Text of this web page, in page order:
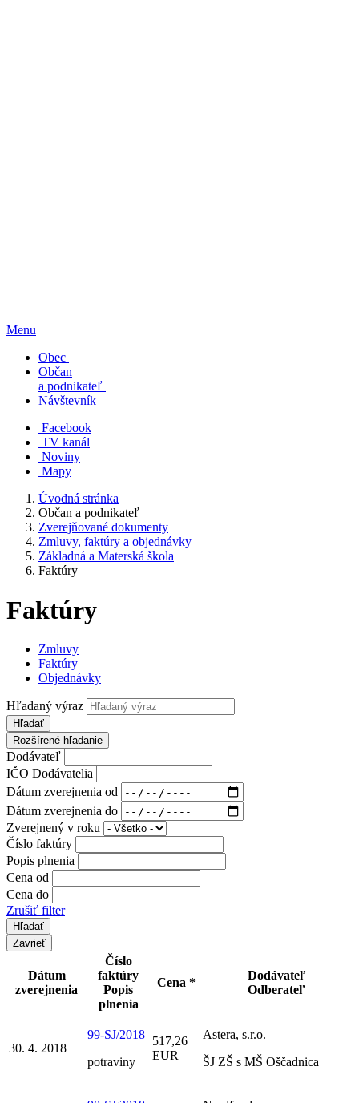
Menu
Obec
Občan
a podnikateľ
Návštevník
Facebook
TV kanál
Noviny
Mapy
Úvodná stránka
Občan a podnikateľ
Zverejňované dokumenty
Zmluvy, faktúry a objednávky
Základná a Materská škola
Faktúry
Faktúry
Zmluvy
Faktúry
Objednávky
Hľadaný výraz
Hľadať
Rozšírené hľadanie
Dodávateľ
IČO Dodávatelia
Dátum zverejnenia od
Dátum zverejnenia do
Zverejnený v roku
Číslo faktúry
Popis plnenia
Cena od
Cena do
Zrušiť filter
Zavrieť
Dátum
zverejnenia
Číslo
faktúry
Popis
plnenia
Cena *
Dodávateľ
Odberateľ
30. 4. 2018
99-SJ/2018
potraviny
517,26
EUR
Astera, s.r.o.
ŠJ ZŠ s MŠ Oščadnica